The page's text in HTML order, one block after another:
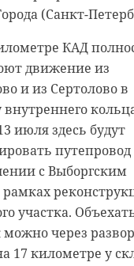
(Санкт-
КАД
движение из
и из Сертолово в
внутреннего
июля здесь будут
путепровод
с Выборгским
рамках
участка.
можно через
17 километре у
от пациентов с
- 2504 случая.
поделилась
скорая 90
к пациентам с
и 169 раз - с
Также 1456 раз
детям, из
до года.